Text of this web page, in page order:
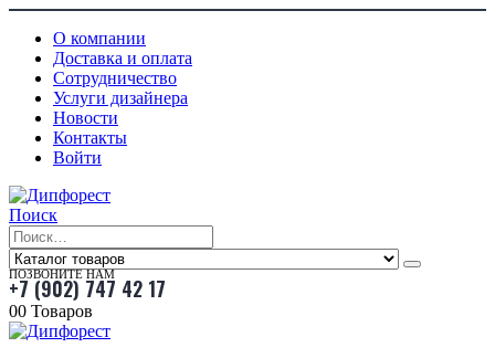
О компании
Доставка и оплата
Сотрудничество
Услуги дизайнера
Новости
Контакты
Войти
Поиск
ПОЗВОНИТЕ НАМ
+7 (902) 747 42 17
00 Товаров